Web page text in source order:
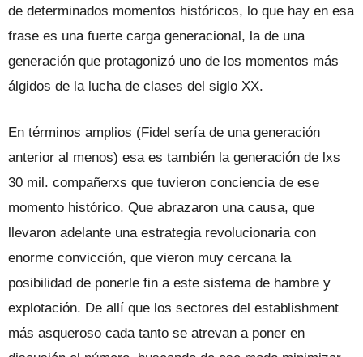
de determinados momentos históricos, lo que hay en esa
frase es una fuerte carga generacional, la de una
generación que protagonizó uno de los momentos más
álgidos de la lucha de clases del siglo XX.
En términos amplios (Fidel sería de una generación
anterior al menos) esa es también la generación de lxs
30 mil. compañerxs que tuvieron conciencia de ese
momento histórico. Que abrazaron una causa, que
llevaron adelante una estrategia revolucionaria con
enorme convicción, que vieron muy cercana la
posibilidad de ponerle fin a este sistema de hambre y
explotación. De allí que los sectores del establishment
más asqueroso cada tanto se atrevan a poner en